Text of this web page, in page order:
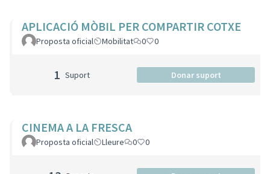
APLICACIÓ MÒBIL PER COMPARTIR COTXE
Proposta oficial Mobilitat 0 0
1 Suport Donar suport
CINEMA A LA FRESCA
Proposta oficial Lleure 0 0